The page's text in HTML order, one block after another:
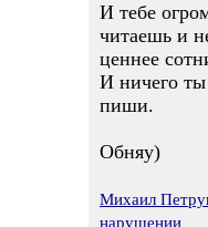
И тебе
читаешь и
ценнее
И ничего
пиши.
Обняу)
Михаил
нарушении